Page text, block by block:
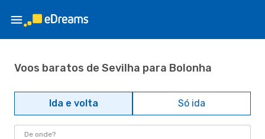
Voos baratos de Sevilha para Bolonha
Ida e volta Só ida
De onde?